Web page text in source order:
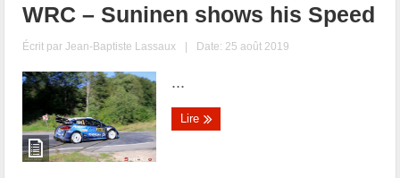
WRC – Suninen shows his Speed
Écrit parJean-Baptiste Lassaux | Date: 25 août 2019
...
Lire